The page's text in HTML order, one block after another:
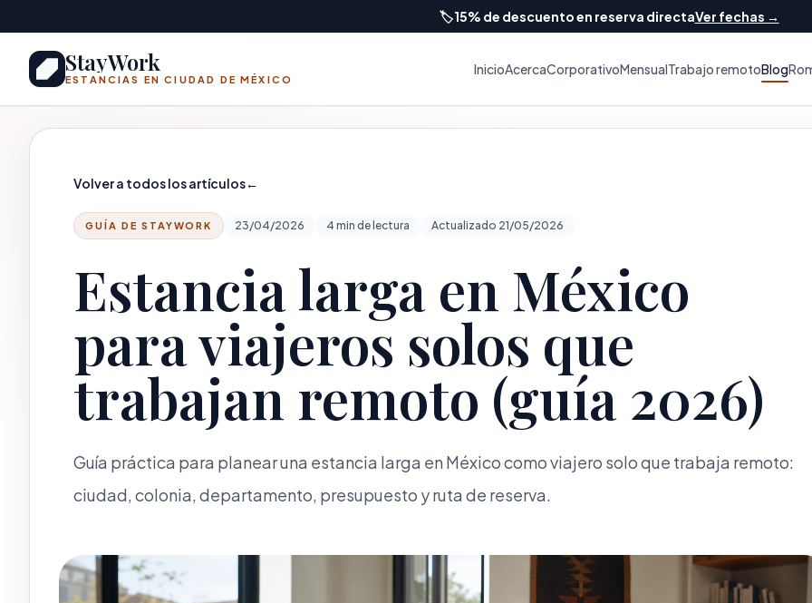
🏷️15% de descuento en reserva directaVer fechas →
StayWork
ESTANCIAS EN CIUDAD DE MÉXICO
InicioAcercaCorporativoMensualTrabajo remotoBlog
Volver a todos los artículos←
GUÍA DE STAYWORK 23/04/2026 4 min de lectura Actualizado 21/05/2026
Estancia larga en México
para viajeros solos que
trabajan remoto (guía 2026)
Guía práctica para planear una estancia larga en México como viajero solo que trabaja remoto:
ciudad, colonia, departamento, presupuesto y ruta de reserva.